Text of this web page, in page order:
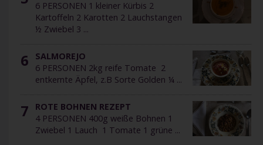
6 PERSONEN 1 kleiner Kürbis 2
Kartoffeln 2 Karotten 2 Lauchstangen
½ Zwiebel 3 ...
6
SALMOREJO
6 PERSONEN 2kg reife Tomate 2
entkernte Äpfel, z.B Sorte Golden ¼ ...
7
ROTE BOHNEN REZEPT
4 PERSONEN 400g weiße Bohnen 1
Zwiebel 1 Lauch 1 Tomate 1 grüne ...